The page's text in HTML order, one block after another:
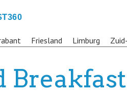
Friesland Limburg